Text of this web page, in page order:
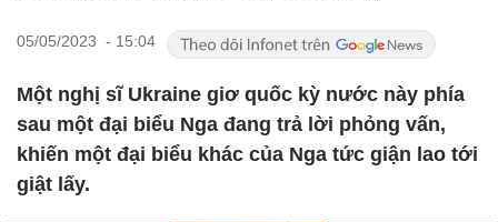
05/05/2023 - 15:04
Một nghị sĩ Ukraine giơ quốc kỳ nước này phía
sau một đại biểu Nga đang trả lời phỏng vấn,
khiến một đại biểu khác của Nga tức giận lao tới
giật lấy.